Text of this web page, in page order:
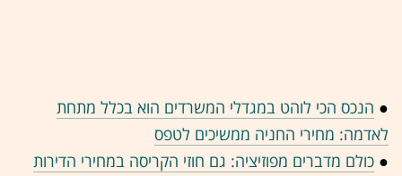
● הנכס הכי לוהט במגדלי המשרדים הוא בכלל מתחת
לאדמה: מחירי החניה ממשיכים לטפס
● כולם מדברים מפוזיציה: גם חוזי הקריסה במחירי הדירות